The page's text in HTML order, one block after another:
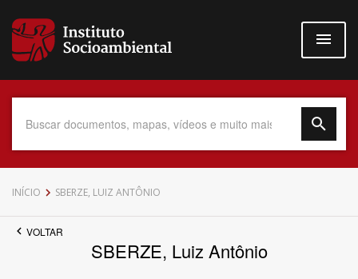
para
conteúdo
Data do Documento
INÍCIO SBERZE, LUIZ ANTÔNIO
VOLTAR
SBERZE, Luiz Antônio